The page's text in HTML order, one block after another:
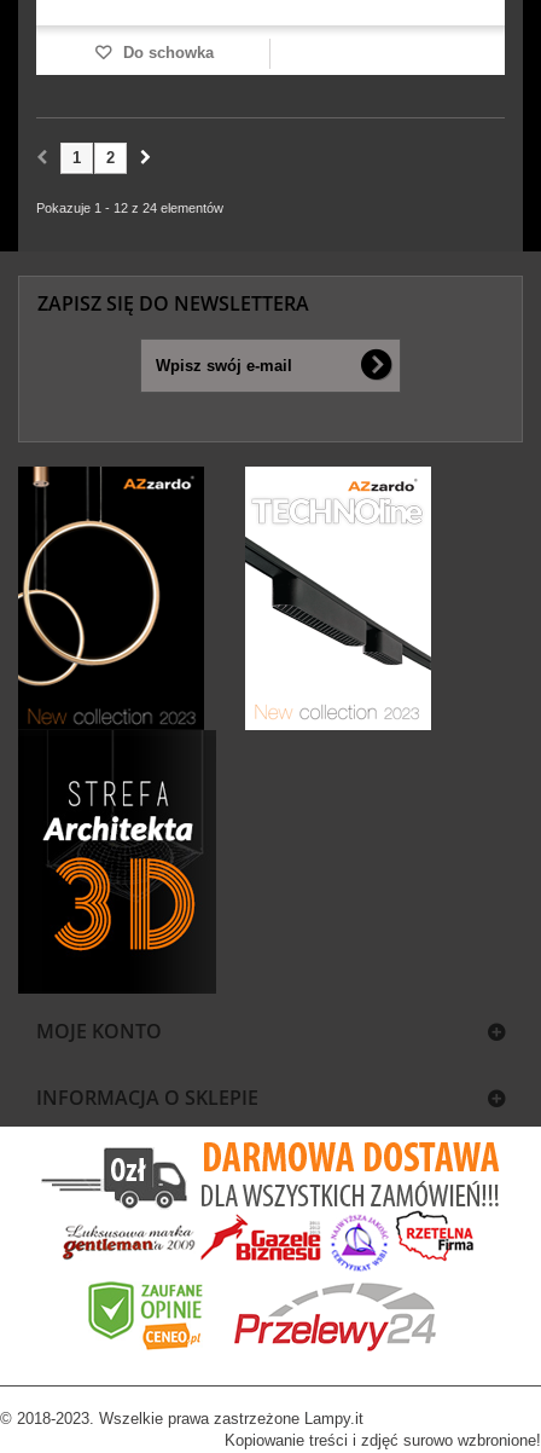
Do schowka
1 2
Pokazuje 1 - 12 z 24 elementów
ZAPISZ SIĘ DO NEWSLETTERA
MOJE KONTO
INFORMACJA O SKLEPIE
© 2018-2023. Wszelkie prawa zastrzeżone Lampy.it
Kopiowanie treści i zdjęć surowo wzbronione!